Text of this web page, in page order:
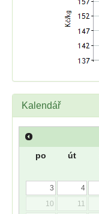
Kalendář
po út
3
4
10
11